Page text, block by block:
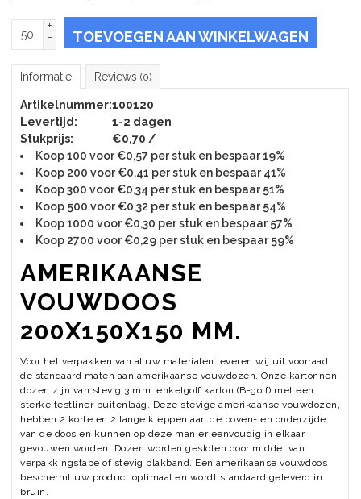
+
-
TOEVOEGEN AAN WINKELWAGEN
Informatie Reviews (0)
Artikelnummer:100120
Levertijd:
1-2 dagen
Stukprijs:
€0,70 /
Koop 100 voor €0,57 per stuk en bespaar 19%
Koop 200 voor €0,41 per stuk en bespaar 41%
Koop 300 voor €0,34 per stuk en bespaar 51%
Koop 500 voor €0,32 per stuk en bespaar 54%
Koop 1000 voor €0,30 per stuk en bespaar 57%
Koop 2700 voor €0,29 per stuk en bespaar 59%
AMERIKAANSE
VOUWDOOS
200X150X150 MM.
Voor het verpakken van al uw materialen leveren wij uit voorraad
de standaard maten aan amerikaanse vouwdozen. Onze kartonnen
dozen zijn van stevig 3 mm. enkelgolf karton (B-golf) met een
sterke testliner buitenlaag. Deze stevige amerikaanse vouwdozen,
hebben 2 korte en 2 lange kleppen aan de boven- en onderzijde
van de doos en kunnen op deze manier eenvoudig in elkaar
gevouwen worden. Dozen worden gesloten door middel van
verpakkingstape of stevig plakband. Een amerikaanse vouwdoos
beschermt uw product optimaal en wordt standaard geleverd in
bruin.